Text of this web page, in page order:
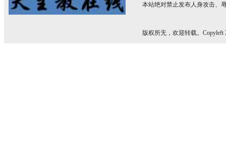
本站绝对禁止发布人身攻击、
版权所无，欢迎转载。